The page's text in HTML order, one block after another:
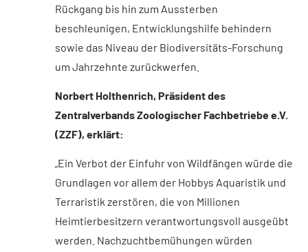
Rückgang bis hin zum Aussterben
beschleunigen, Entwicklungshilfe behindern
sowie das Niveau der Biodiversitäts-Forschung
um Jahrzehnte zurückwerfen.
Norbert Holthenrich, Präsident des
Zentralverbands Zoologischer Fachbetriebe e.V.
(ZZF), erklärt:
„Ein Verbot der Einfuhr von Wildfängen würde die
Grundlagen vor allem der Hobbys Aquaristik und
Terraristik zerstören, die von Millionen
Heimtierbesitzern verantwortungsvoll ausgeübt
werden. Nachzuchtbemühungen würden